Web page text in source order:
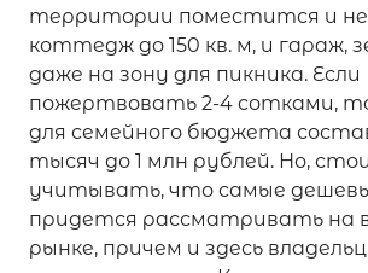
территории поместится и
коттедж до 150 кв. м, и гараж,
даже на зону для пикника. Если
пожертвовать 2-4 сотками,
для семейного бюджета
тысяч до 1 млн рублей. Но,
учитывать, что самые
придется рассматривать на
рынке, причем и здесь